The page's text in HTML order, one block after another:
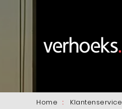
Home Klantenservice